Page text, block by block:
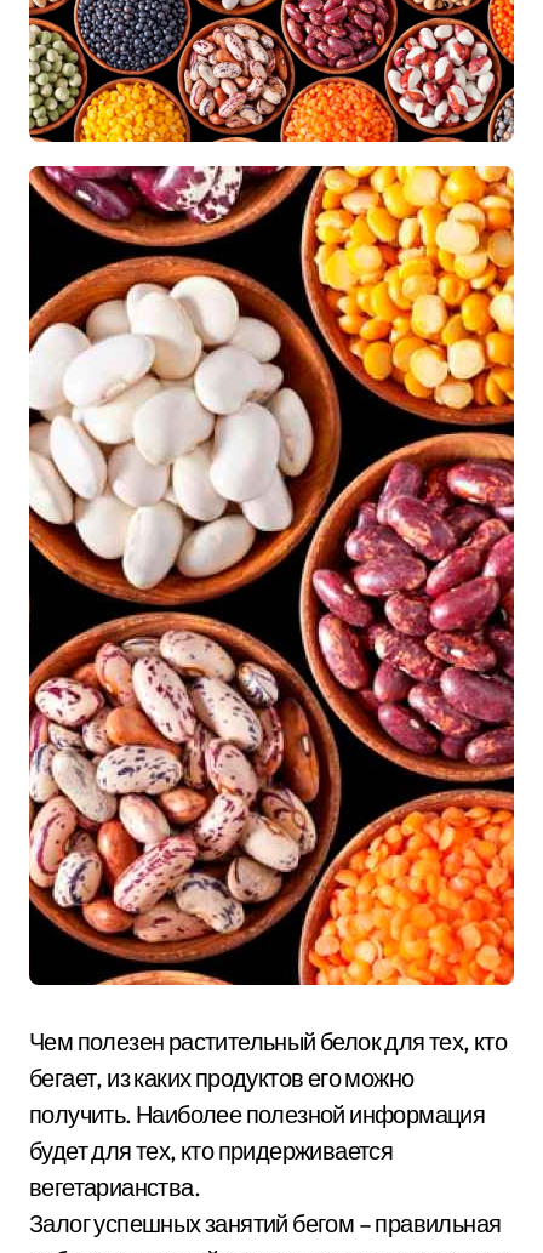
Чем полезен растительный белок для тех, кто
бегает, из каких продуктов его можно
получить. Наиболее полезной информация
будет для тех, кто придерживается
вегетарианства.
Залог успешных занятий бегом – правильная